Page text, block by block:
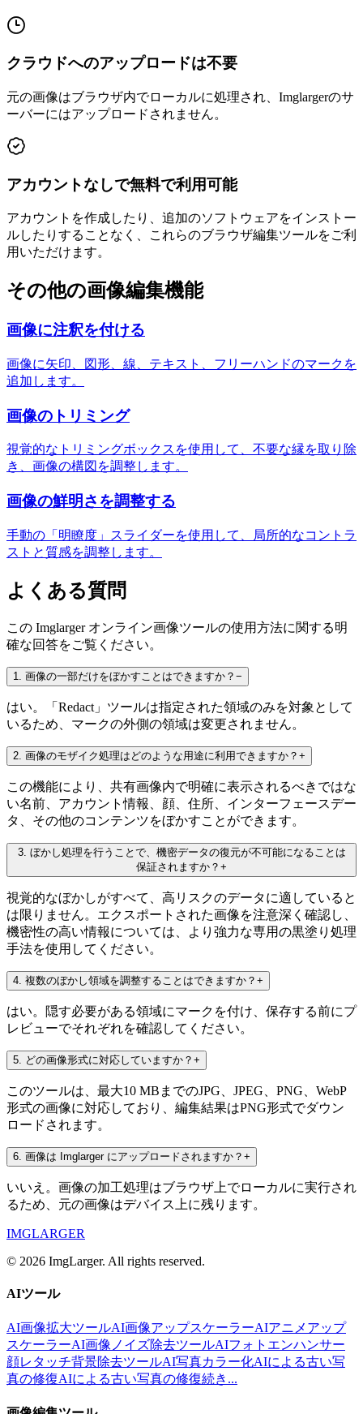
クラウドへのアップロードは不要
元の画像はブラウザ内でローカルに処理され、Imglargerのサ
ーバーにはアップロードされません。
アカウントなしで無料で利用可能
アカウントを作成したり、追加のソフトウェアをインストー
ルしたりすることなく、これらのブラウザ編集ツールをご利
用いただけます。
その他の画像編集機能
画像に注釈を付ける
画像に矢印、図形、線、テキスト、フリーハンドのマークを
追加します。
画像のトリミング
視覚的なトリミングボックスを使用して、不要な縁を取り除
き、画像の構図を調整します。
画像の鮮明さを調整する
手動の「明瞭度」スライダーを使用して、局所的なコントラ
ストと質感を調整します。
よくある質問
この Imglarger オンライン画像ツールの使用方法に関する明
確な回答をご覧ください。
1 画像の一部だけをぼかすことはできますか？ −
はい。「Redact」ツールは指定された領域のみを対象として
いるため、マークの外側の領域は変更されません。
2 画像のモザイク処理はどのような用途に利用できますか？ +
この機能により、共有画像内で明確に表示されるべきではな
い名前、アカウント情報、顔、住所、インターフェースデー
タ、その他のコンテンツをぼかすことができます。
3. ぼかし処理を行うことで、機密データの復元が不可能になることは
保証されますか？ +
視覚的なぼかしがすべて、高リスクのデータに適していると
は限りません。エクスポートされた画像を注意深く確認し、
機密性の高い情報については、より強力な専用の黒塗り処理
手法を使用してください。
4 複数のぼかし領域を調整することはできますか？ +
はい。隠す必要がある領域にマークを付け、保存する前にプ
レビューでそれぞれを確認してください。
5 どの画像形式に対応していますか？ +
このツールは、最大10 MBまでのJPG、JPEG、PNG、WebP
形式の画像に対応しており、編集結果はPNG形式でダウン
ロードされます。
6 画像は Imglarger にアップロードされますか？ +
いいえ。画像の加工処理はブラウザ上でローカルに実行され
るため、元の画像はデバイス上に残ります。
IMGLARGER
© 2026 ImgLarger. All rights reserved.
AIツール
AI画像拡大ツールAI画像アップスケーラーAIアニメアップ
スケーラーAI画像ノイズ除去ツールAIフォトエンハンサー
顔レタッチ背景除去ツールAI写真カラー化AIによる古い写
真の修復AIによる古い写真の修復続き...